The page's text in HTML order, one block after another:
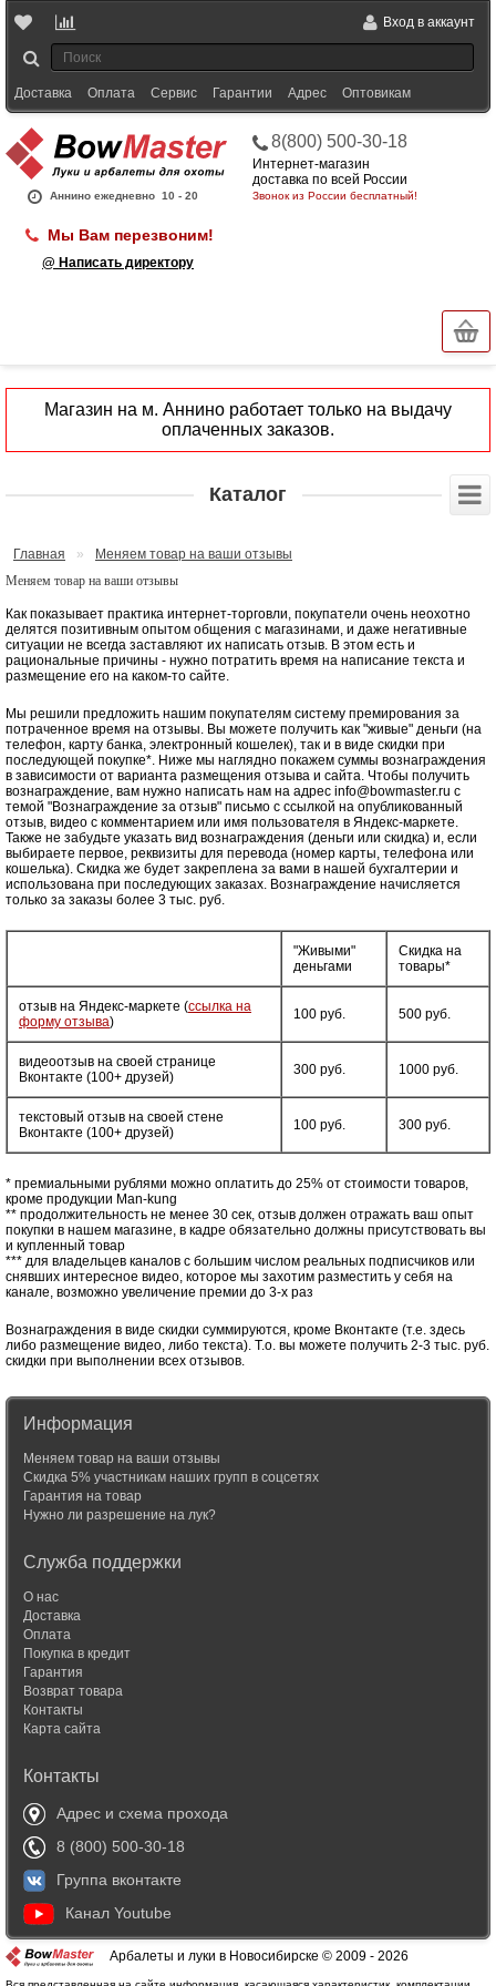
Вход в аккаунт
Доставка Оплата Сервис Гарантии Адрес Оптовикам
Аннино ежедневно 10 - 20
8(800) 500-30-18
Интернет-магазин
доставка по всей России
Звонок из России бесплатный!
Мы Вам перезвоним!
@ Написать директору
Магазин на м. Аннино работает только на выдачу
оплаченных заказов.
Каталог
Главная »
Меняем товар на ваши отзывы
Меняем товар на ваши отзывы
Как показывает практика интернет-торговли, покупатели очень неохотно
делятся позитивным опытом общения с магазинами, и даже негативные
ситуации не всегда заставляют их написать отзыв. В этом есть и
рациональные причины - нужно потратить время на написание текста и
размещение его на каком-то сайте.
Мы решили предложить нашим покупателям систему премирования за
потраченное время на отзывы. Вы можете получить как "живые" деньги (на
телефон, карту банка, электронный кошелек), так и в виде скидки при
последующей покупке*. Ниже мы наглядно покажем суммы вознаграждения
в зависимости от варианта размещения отзыва и сайта. Чтобы получить
вознаграждение, вам нужно написать нам на адрес info@bowmaster.ru с
темой "Вознаграждение за отзыв" письмо с ссылкой на опубликованный
отзыв, видео с комментарием или имя пользователя в Яндекс-маркете.
Также не забудьте указать вид вознаграждения (деньги или скидка) и, если
выбираете первое, реквизиты для перевода (номер карты, телефона или
кошелька). Скидка же будет закреплена за вами в нашей бухгалтерии и
использована при последующих заказах. Вознаграждение начисляется
только за заказы более 3 тыс. руб.
"Живыми"
деньгами
Скидка на
товары*
отзыв на Яндекс-маркете (ссылка на
форму отзыва) 100 руб. 500 руб.
видеоотзыв на своей странице
Вконтакте (100+ друзей)
300 руб. 1000 руб.
текстовый отзыв на своей стене
Вконтакте (100+ друзей)
100 руб. 300 руб.
* премиальными рублями можно оплатить до 25% от стоимости товаров,
кроме продукции Man-kung
** продолжительность не менее 30 сек, отзыв должен отражать ваш опыт
покупки в нашем магазине, в кадре обязательно должны присутствовать вы
и купленный товар
*** для владельцев каналов с большим числом реальных подписчиков или
снявших интересное видео, которое мы захотим разместить у себя на
канале, возможно увеличение премии до 3-х раз
Вознаграждения в виде скидки суммируются, кроме Вконтакте (т.е. здесь
либо размещение видео, либо текста). Т.о. вы можете получить 2-3 тыс. руб.
скидки при выполнении всех отзывов.
Информация
Меняем товар на ваши отзывы
Скидка 5% участникам наших групп в соцсетях
Гарантия на товар
Нужно ли разрешение на лук?
Служба поддержки
О нас
Доставка
Оплата
Покупка в кредит
Гарантия
Возврат товара
Контакты
Карта сайта
Контакты
Адрес и схема прохода
8 (800) 500-30-18
Группа вконтакте
Канал Youtube
Арбалеты и луки в Новосибирске © 2009 - 2026